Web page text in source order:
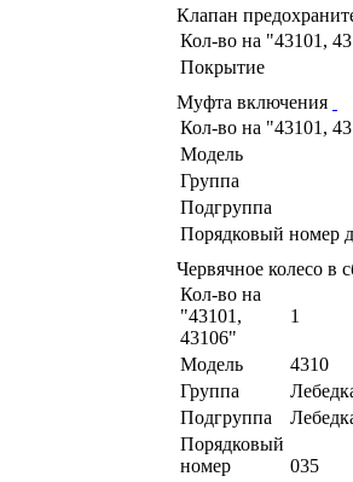
Клапан
Кол-во на "43101,
Покрытие
Муфта включения
Кол-во на "43101,
Модель
Группа
Подгруппа
Порядковый номер
Червячное колесо в
Кол-во на
"43101,
43106"
1
Модель
4310
Группа
Подгруппа
Порядковый
номер
035